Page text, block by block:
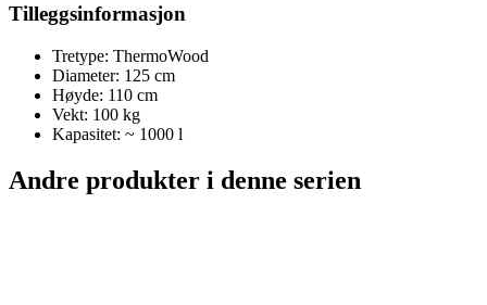
Tilleggsinformasjon
Tretype: ThermoWood
Diameter: 125 cm
Høyde: 110 cm
Vekt: 100 kg
Kapasitet: ~ 1000 l
Andre produkter i denne serien